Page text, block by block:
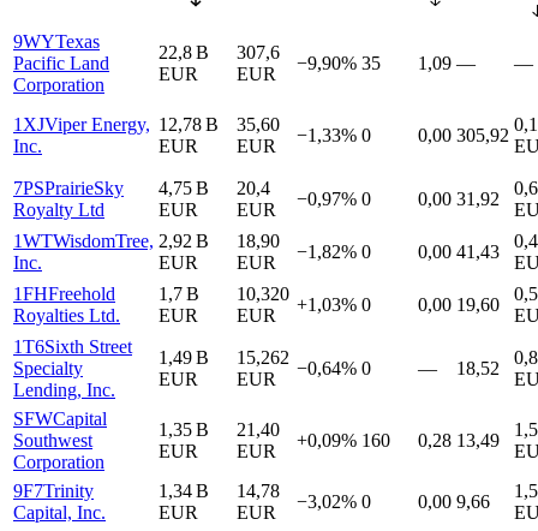
9WYTexas
Pacific Land
Corporation
22,8 B
EUR
307,6
EUR
−9,90% 35 1,09 — —
1XJViper Energy,
Inc.
12,78 B
EUR
35,60
EUR
−1,33% 0 0,00 305,92
7PSPrairieSky
Royalty Ltd
4,75 B
EUR
20,4
EUR
−0,97% 0 0,00 31,92
1WTWisdomTree,
Inc.
2,92 B
EUR
18,90
EUR
−1,82% 0 0,00 41,43
1FHFreehold
Royalties Ltd.
1,7 B
EUR
10,320
EUR
+1,03% 0 0,00 19,60
1T6Sixth Street
Specialty
Lending, Inc.
1,49 B
EUR
15,262
EUR
−0,64% 0 — 18,52
SFWCapital
Southwest
Corporation
1,35 B
EUR
21,40
EUR
+0,09% 160 0,28 13,49
9F7Trinity
Capital, Inc.
1,34 B
EUR
14,78
EUR
−3,02% 0 0,00 9,66